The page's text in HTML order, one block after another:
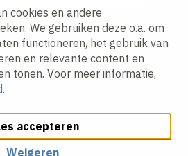
cookies en andere
We gebruiken deze o.a. om
functioneren, het gebruik van
en relevante content en
tonen. Voor meer informatie,
.
accepteren
Weigeren
privacy statement.
beleidPrivacy policy